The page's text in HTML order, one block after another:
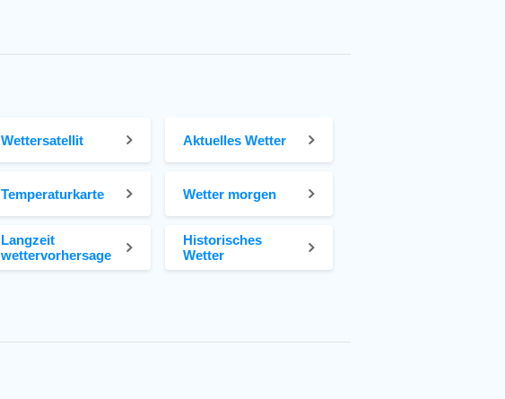
Wettersatellit
Temperaturkarte
Langzeit
wettervorhersage
Aktuelles Wetter
Wetter morgen
Historisches
Wetter